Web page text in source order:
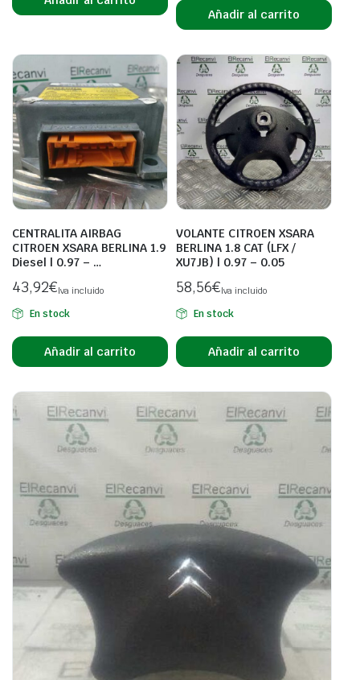
Añadir al carrito
CENTRALITA AIRBAG
CITROEN XSARA BERLINA 1.9
Diesel | 0.97 – …
43,92€Iva incluido
En stock
Añadir al carrito
VOLANTE CITROEN XSARA
BERLINA 1.8 CAT (LFX /
XU7JB) | 0.97 – 0.05
58,56€Iva incluido
En stock
Añadir al carrito